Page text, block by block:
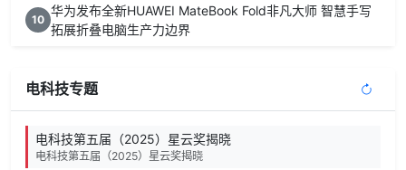
10
华为发布全新HUAWEI MateBook Fold非凡大师 智慧手写
拓展折叠电脑生产力边界
电科技专题
电科技第五届（2025）星云奖揭晓
电科技第五届（2025）星云奖揭晓